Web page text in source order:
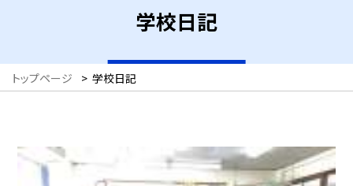
学校日記
トップページ > 学校日記